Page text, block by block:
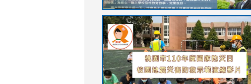
link
to
https://sites.google.com/stes.tyc.edu.tw/
link
to
https://drive.google.com/file/d/
usp=sharing
link
to
https://youtu.be/jJOMVWY3-
8M
link
to
https://drive.google.com/file/d/
usp=sharing